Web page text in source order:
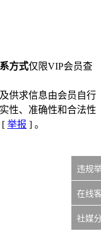
方式仅限VIP会员查
供求信息由会员自行
性、准确性和合法性
[ 举报 ] 。
违规
在线
社媒